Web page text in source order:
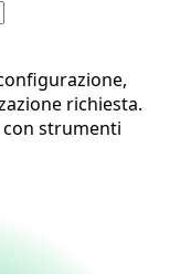
richiesta.
con strumenti